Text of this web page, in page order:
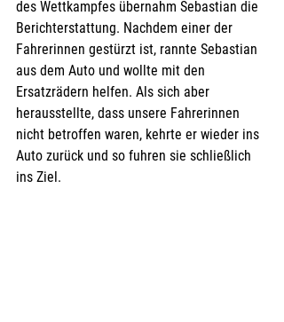
des Wettkampfes übernahm Sebastian die
Berichterstattung. Nachdem einer der
Fahrerinnen gestürzt ist, rannte Sebastian
aus dem Auto und wollte mit den
Ersatzrädern helfen. Als sich aber
herausstellte, dass unsere Fahrerinnen
nicht betroffen waren, kehrte er wieder ins
Auto zurück und so fuhren sie schließlich
ins Ziel.